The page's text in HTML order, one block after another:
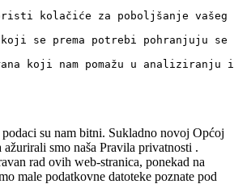
kolačiće za poboljšanje
se prema potrebi pohranjuju
koji nam pomažu u
su nam bitni. Sukladno novoj Općoj
smo naša Pravila privatnosti .
rad ovih web-stranica, ponekad na
male podatkovne datoteke poznate pod